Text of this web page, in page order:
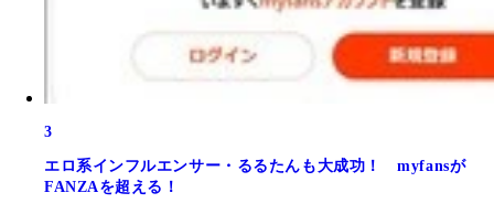
3
エロ系インフルエンサー・るるたんも大成功！ myfansが
FANZAを超える！